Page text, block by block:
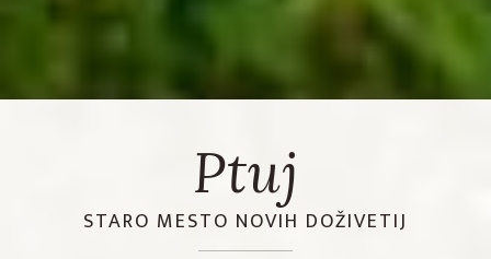
Ptuj
STARO MESTO NOVIH DOŽIVETIJ